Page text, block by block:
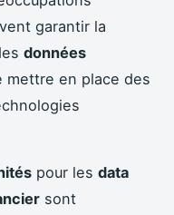
garantir la
données
mettre en place des
pour les data
sont